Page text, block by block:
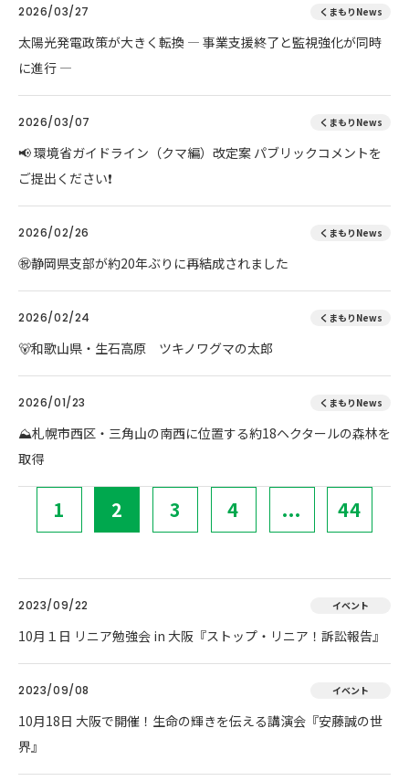
2026/03/27 くまもりNews
太陽光発電政策が大きく転換 ― 事業支援終了と監視強化が同時
に進行 ―
2026/03/07 くまもりNews
📢 環境省ガイドライン（クマ編）改定案 パブリックコメントを
ご提出ください❗
2026/02/26 くまもりNews
㊗️静岡県支部が約20年ぶりに再結成されました
2026/02/24 くまもりNews
🐻和歌山県・生石高原 ツキノワグマの太郎
2026/01/23 くまもりNews
⛰️札幌市西区・三角山の南西に位置する約18ヘクタールの森林を
取得
1 2 3 4 ... 44
2023/09/22 イベント
10月１日 リニア勉強会 in 大阪『ストップ・リニア！訴訟報告』
2023/09/08 イベント
10月18日 大阪で開催！生命の輝きを伝える講演会『安藤誠の世
界』